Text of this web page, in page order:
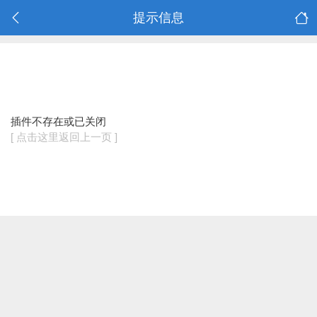
提示信息
插件不存在或已关闭
[ 点击这里返回上一页 ]